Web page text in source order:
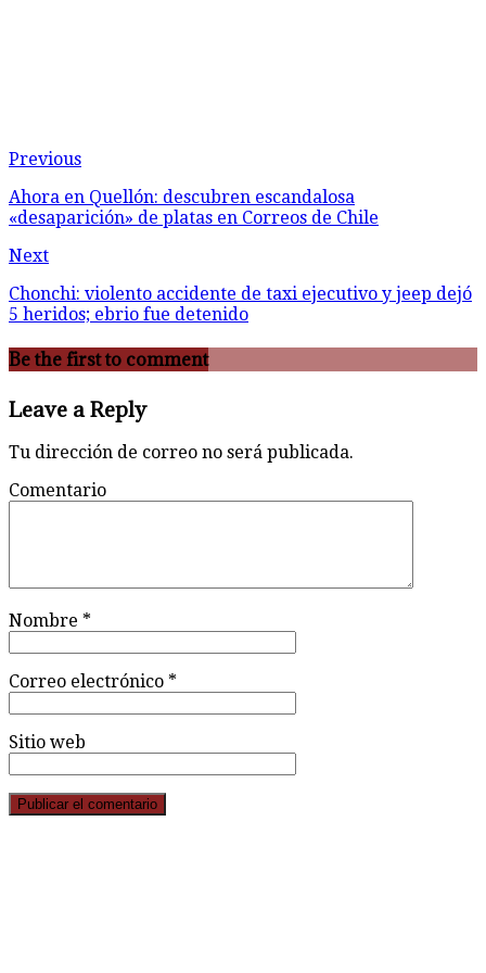
Previous
Ahora en Quellón: descubren escandalosa
«desaparición» de platas en Correos de Chile
Next
Chonchi: violento accidente de taxi ejecutivo y jeep dejó
5 heridos; ebrio fue detenido
Be the first to comment
Leave a Reply
Tu dirección de correo no será publicada.
Comentario
Nombre *
Correo electrónico *
Sitio web